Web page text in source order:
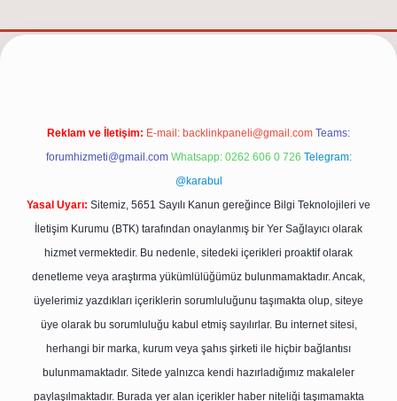
Reklam ve İletişim: E-mail: backlinkpaneli@gmail.com Teams:
forumhizmeti@gmail.com Whatsapp: 0262 606 0 726 Telegram:
@karabul
Yasal Uyarı: Sitemiz, 5651 Sayılı Kanun gereğince Bilgi Teknolojileri ve
İletişim Kurumu (BTK) tarafından onaylanmış bir Yer Sağlayıcı olarak
hizmet vermektedir. Bu nedenle, sitedeki içerikleri proaktif olarak
denetleme veya araştırma yükümlülüğümüz bulunmamaktadır. Ancak,
üyelerimiz yazdıkları içeriklerin sorumluluğunu taşımakta olup, siteye
üye olarak bu sorumluluğu kabul etmiş sayılırlar. Bu internet sitesi,
herhangi bir marka, kurum veya şahıs şirketi ile hiçbir bağlantısı
bulunmamaktadır. Sitede yalnızca kendi hazırladığımız makaleler
paylaşılmaktadır. Burada yer alan içerikler haber niteliği taşımamakta